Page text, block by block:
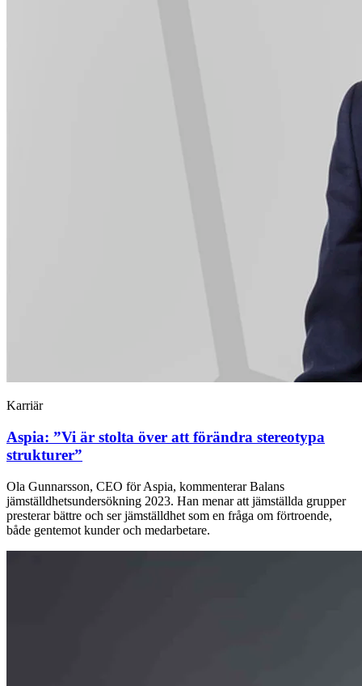
Karriär
Aspia: ”Vi är stolta över att förändra stereotypa
strukturer”
Ola Gunnarsson, CEO för Aspia, kommenterar Balans
jämställdhetsundersökning 2023. Han menar att jämställda grupper
presterar bättre och ser jämställdhet som en fråga om förtroende,
både gentemot kunder och medarbetare.